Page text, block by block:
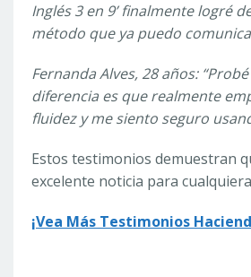
Inglés 3 en 9’ finalmente logré
método que ya puedo
Fernanda Alves, 28 años:
diferencia es que realmente
fluidez y me siento seguro
Estos testimonios demuestran
excelente noticia para
¡Vea Más Testimonios